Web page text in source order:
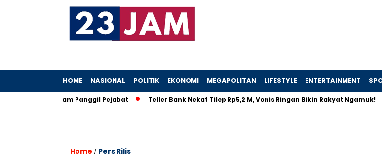
HOME NASIONAL POLITIK EKONOMI MEGAPOLITAN LIFESTYLE ENTERTAINMENT
KPK Ancam Panggil Pejabat Teller Bank Nekat Tilep Rp5,2 M, Vonis Ringan Bikin Rakyat Ngamuk!
Home / Pers Rilis